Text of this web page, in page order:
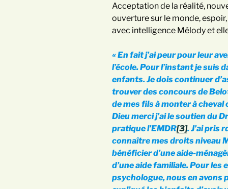
Acceptation de la réalité,
ouverture sur le monde,
avec intelligence Mélody et
« En fait j’ai peur pour leur
l’école. Pour l’instant je suis
enfants. Je dois continuer
trouver des concours de
de mes fils à monter à cheval
Dieu merci j’ai le soutien du
pratique l’EMDR[3]. J’ai pris
connaître mes droits niveau
bénéficier d’une aide-
d’une aide familiale. Pour
psychologue, nous en avons